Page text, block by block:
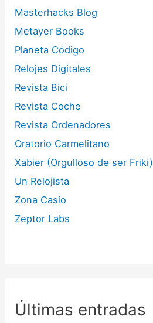
Masterhacks Blog
Metayer Books
Planeta Código
Relojes Digitales
Revista Bici
Revista Coche
Revista Ordenadores
Oratorio Carmelitano
Xabier (Orgulloso de ser Friki)
Un Relojista
Zona Casio
Zeptor Labs
Últimas entradas